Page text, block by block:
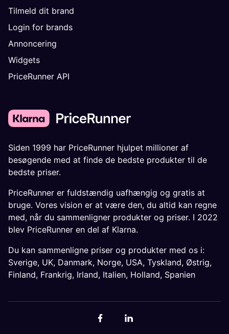
Tilmeld dit brand
Login for brands
Annoncering
Widgets
PriceRunner API
Siden 1999 har PriceRunner hjulpet millioner af
besøgende med at finde de bedste produkter til de
bedste priser.
PriceRunner er fuldstændig uafhængig og gratis at
bruge. Vores vision er at være den, du altid kan regne
med, når du sammenligner produkter og priser. I 2022
blev PriceRunner en del af Klarna.
Du kan sammenligne priser og produkter med os i:
Sverige, UK, Danmark, Norge, USA, Tyskland, Østrig,
Finland, Frankrig, Irland, Italien, Holland, Spanien